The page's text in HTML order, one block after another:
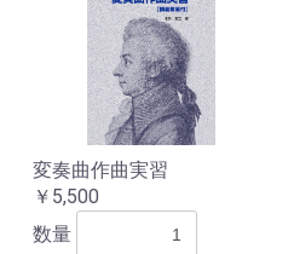
変奏曲作曲実習
￥5,500
数量